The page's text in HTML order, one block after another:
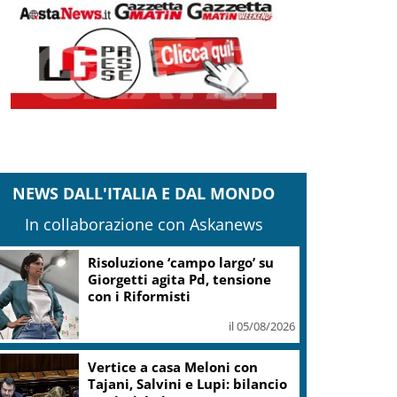
NEWS DALL'ITALIA E DAL MONDO
In collaborazione con Askanews
Banco Bpm, Castagna: Agricole
Italia? Valuteremo, ritengo
fusione molto solida
il 05/08/2026
Conti pubblici, Governo
incassa sì su clausola Ue. Lega